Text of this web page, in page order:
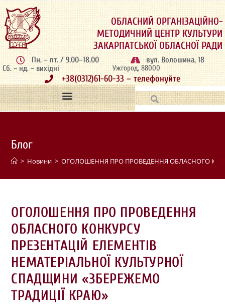
ОБЛАСНИЙ ОРГАНІЗАЦІЙНО-
МЕТОДИЧНИЙ ЦЕНТР КУЛЬТУРИ
ЗАКАРПАТСЬКОЇ ОБЛАСНОЇ РАДИ
Пн. – пт. / 9.00–18.00
Сб. – нд. – вихідні
вул. Волошина, 18
Ужгород, 88000
+38(0312)61-60-33 – телефонуйте
Блог
> Новини > ОГОЛОШЕННЯ ПРО ПРОВЕДЕННЯ ОБЛАСНОГО
ОГОЛОШЕННЯ ПРО ПРОВЕДЕННЯ
ОБЛАСНОГО КОНКУРСУ
ПРЕЗЕНТАЦІЙ ЕЛЕМЕНТІВ
НЕМАТЕРІАЛЬНОЇ КУЛЬТУРНОЇ
СПАДЩИНИ «ЗБЕРЕЖЕМО
ТРАДИЦІЇ КРАЮ»